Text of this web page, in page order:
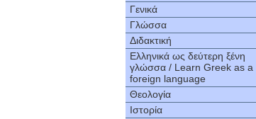
Γενικά
Γλώσσα
Διδακτική
Ελληνικά ως δεύτερη ξένη
γλώσσα / Learn Greek as a
foreign language
Θεολογία
Ιστορία